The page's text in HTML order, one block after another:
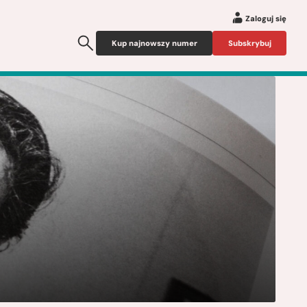
Zaloguj się
Kup najnowszy numer Subskrybuj